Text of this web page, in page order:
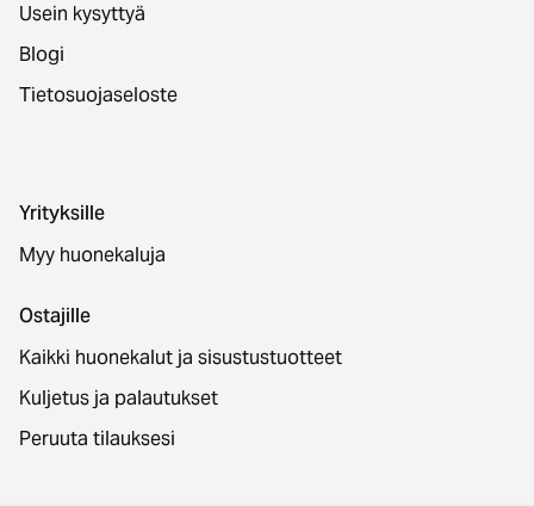
Usein kysyttyä
Blogi
Tietosuojaseloste
Yrityksille
Myy huonekaluja
Ostajille
Kaikki huonekalut ja sisustustuotteet
Kuljetus ja palautukset
Peruuta tilauksesi